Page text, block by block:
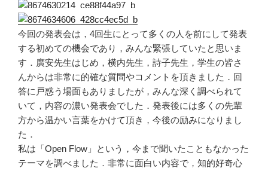
今回の発表会は，4回生にとって多くの人を前にして発表
する初めての機会であり，みんな緊張していたと思いま
す．廣安先生はじめ，横内先生，詩子先生，学生の皆さ
んからは非常に的確な質問やコメントを頂きました．回
答に戸惑う場面もありましたが，みんな深く調べられて
いて，内容の濃い発表会でした．発表後には多くの先輩
方から温かい言葉をかけて頂き，今後の励みになりまし
た．
私は「Open Flow」という，今まで聞いたこともなかった
テーマを調べました．非常に面白い内容で，知的好奇心